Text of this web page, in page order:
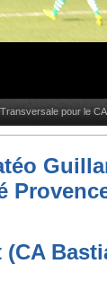
Transversale pour le
(CA